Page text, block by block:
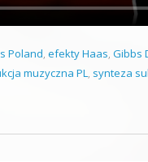
Poland, efekty Haas, Gibbs
muzyczna PL, synteza